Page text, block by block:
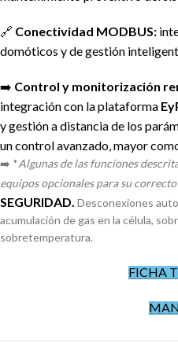
🔗 Conectividad MODBUS:
domóticos y de gestión
➡️ Control y monitorización
integración con la plataforma
y gestión a distancia de los
un control avanzado, mayor
➡️ *Algunas de las funciones
equipos opcionales para su
SEGURIDAD. Desconexiones
acumulación de gas en la célula,
sobretemperatura.
FICHA